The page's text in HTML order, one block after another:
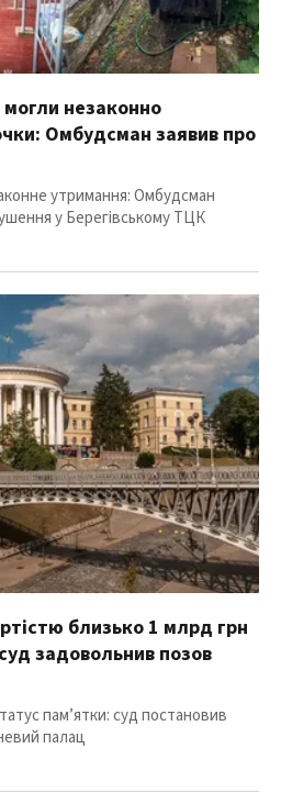
незаконно
Омбудсман заявив про
утримання: Омбудсман
у Берегівському ТЦК
близько 1 млрд грн
задовольнив позов
пам’ятки: суд постановив
палац